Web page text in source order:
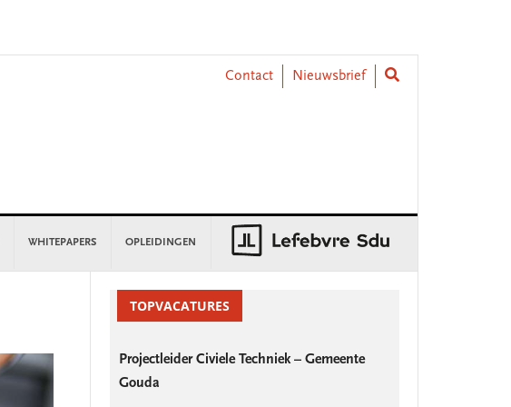
Contact
Nieuwsbrief
WHITEPAPERS OPLEIDINGEN
SidebarTOPVACATURES
Projectleider Civiele Techniek – Gemeente
Gouda